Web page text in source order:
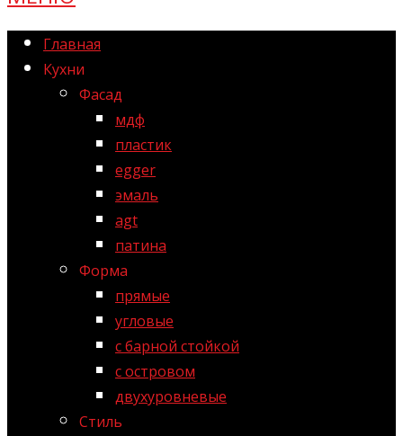
Главная
Кухни
Фасад
мдф
пластик
egger
эмаль
agt
патина
Форма
прямые
угловые
с барной стойкой
с островом
двухуровневые
Стиль